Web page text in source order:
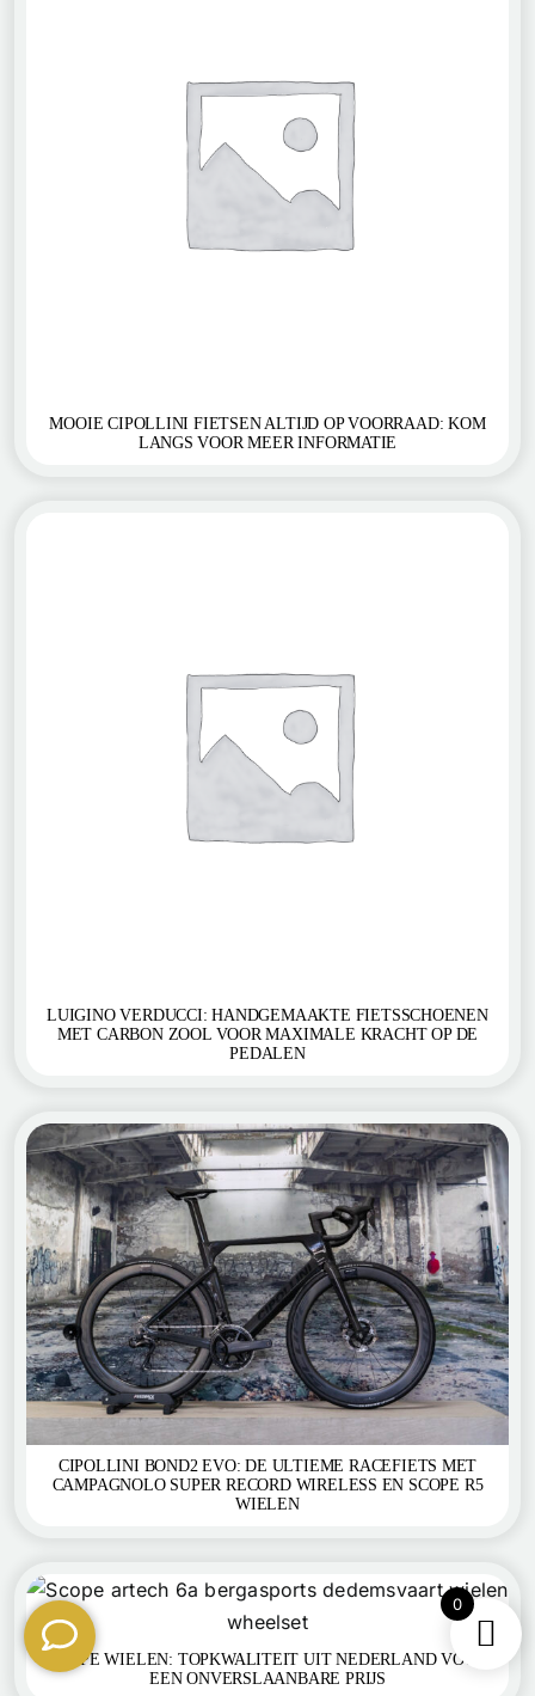
MOOIE CIPOLLINI FIETSEN ALTIJD OP VOORRAAD: KOM
LANGS VOOR MEER INFORMATIE
LUIGINO VERDUCCI: HANDGEMAAKTE FIETSSCHOENEN
MET CARBON ZOOL VOOR MAXIMALE KRACHT OP DE
PEDALEN
CIPOLLINI BOND2 EVO: DE ULTIEME RACEFIETS MET
CAMPAGNOLO SUPER RECORD WIRELESS EN SCOPE R5
WIELEN
SCOPE WIELEN: TOPKWALITEIT UIT NEDERLAND VOOR
EEN ONVERSLAANBARE PRIJS
0